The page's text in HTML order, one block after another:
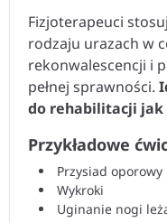
Fizjoterapeuci
rodzaju urazach w
rekonwalescencji i
pełnej sprawności.
do rehabilitacji jak
Przykładowe
Przysiad oporowy
Wykroki
Uginanie nogi